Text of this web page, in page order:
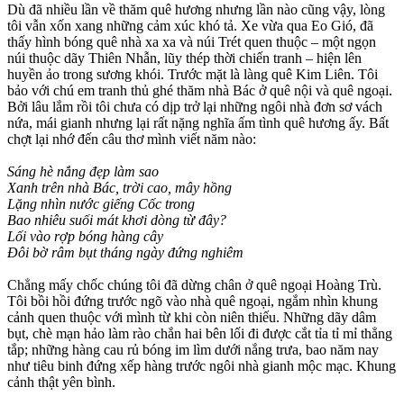
Dù đã nhiều lần về thăm quê hương nhưng lần nào cũng vậy, lòng
tôi vẫn xốn xang những cảm xúc khó tả. Xe vừa qua Eo Gió, đã
thấy hình bóng quê nhà xa xa và núi Trét quen thuộc – một ngọn
núi thuộc dãy Thiên Nhẫn, lũy thép thời chiến tranh – hiện lên
huyền ảo trong sương khói. Trước mặt là làng quê Kim Liên. Tôi
bảo với chú em tranh thủ ghé thăm nhà Bác ở quê nội và quê ngoại.
Bởi lâu lắm rồi tôi chưa có dịp trở lại những ngôi nhà đơn sơ vách
nứa, mái gianh nhưng lại rất nặng nghĩa ấm tình quê hương ấy. Bất
chợt lại nhớ đến câu thơ mình viết năm nào:
Sáng hè nắng đẹp làm sao
Xanh trên nhà Bác, trời cao, mây hồng
Lặng nhìn nước giếng Cốc trong
Bao nhiêu suối mát khơi dòng từ đây?
Lối vào rợp bóng hàng cây
Đôi bờ râm bụt tháng ngày đứng nghiêm
Chẳng mấy chốc chúng tôi đã dừng chân ở quê ngoại Hoàng Trù.
Tôi bồi hồi đứng trước ngõ vào nhà quê ngoại, ngắm nhìn khung
cảnh quen thuộc với mình từ khi còn niên thiếu. Những dãy dâm
bụt, chè mạn hảo làm rào chắn hai bên lối đi được cắt tỉa tỉ mỉ thẳng
tắp; những hàng cau rủ bóng im lìm dưới nắng trưa, bao năm nay
như tiêu binh đứng xếp hàng trước ngôi nhà gianh mộc mạc. Khung
cảnh thật yên bình.